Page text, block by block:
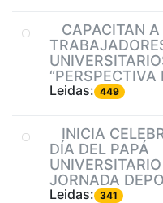
CAPACITAN A
“PERSPECTIVA
Leidas: 449
INICIA
DÍA DEL PAPÁ
JORNADA
Leidas: 341